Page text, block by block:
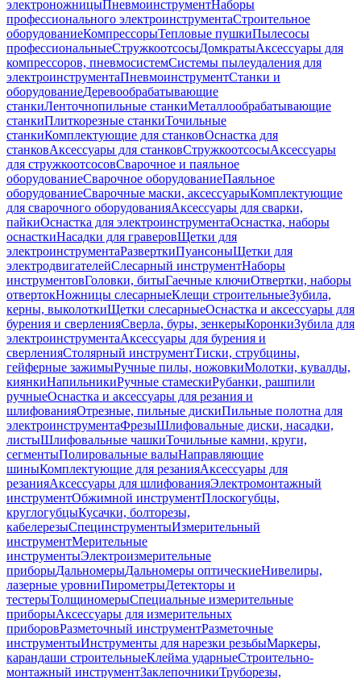
электроножницыПневмоинструментНаборы
профессионального электроинструментаСтроительное
оборудованиеКомпрессорыТепловые пушкиПылесосы
профессиональныеСтружкоотсосыДомкратыАксессуары для
компрессоров, пневмосистемСистемы пылеудаления для
электроинструментаПневмоинструментСтанки и
оборудованиеДеревообрабатывающие
станкиЛенточнопильные станкиМеталлообрабатывающие
станкиПлиткорезные станкиТочильные
станкиКомплектующие для станковОснастка для
станковАксессуары для станковСтружкоотсосыАксессуары
для стружкоотсосовСварочное и паяльное
оборудованиеСварочное оборудованиеПаяльное
оборудованиеСварочные маски, аксессуарыКомплектующие
для сварочного оборудованияАксессуары для сварки,
пайкиОснастка для электроинструментаОснастка, наборы
оснасткиНасадки для граверовЩетки для
электроинструментаРазверткиПуансоныЩетки для
электродвигателейСлесарный инструментНаборы
инструментовГоловки, битыГаечные ключиОтвертки, наборы
отвертокНожницы слесарныеКлещи строительныеЗубила,
керны, выколоткиЩетки слесарныеОснастка и аксессуары для
бурения и сверленияСверла, буры, зенкерыКоронкиЗубила для
электроинструментаАксессуары для бурения и
сверленияСтолярный инструментТиски, струбцины,
гейферные зажимыРучные пилы, ножовкиМолотки, кувалды,
киянкиНапильникиРучные стамескиРубанки, рашпили
ручныеОснастка и аксессуары для резания и
шлифованияОтрезные, пильные дискиПильные полотна для
электроинструментаФрезыШлифовальные диски, насадки,
листыШлифовальные чашкиТочильные камни, круги,
сегментыПолировальные валыНаправляющие
шиныКомплектующие для резанияАксессуары для
резанияАксессуары для шлифованияЭлектромонтажный
инструментОбжимной инструментПлоскогубцы,
круглогубцыКусачки, болторезы,
кабелерезыСпецинструментыИзмерительный
инструментМерительные
инструментыЭлектроизмерительные
приборыДальномерыДальномеры оптическиеНивелиры,
лазерные уровниПирометрыДетекторы и
тестерыТолщиномерыСпециальные измерительные
приборыАксессуары для измерительных
приборовРазметочный инструментРазметочные
инструментыИнструменты для нарезки резьбыМаркеры,
карандаши строительныеКлейма ударныеСтроительно-
монтажный инструментЗаклепочникиТруборезы,